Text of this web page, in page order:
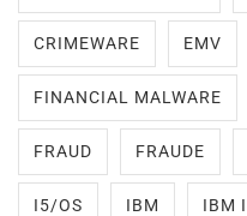
CRIMEWARE EMV
FINANCIAL MALWARE
FRAUD FRAUDE
I5/OS IBM IBM I